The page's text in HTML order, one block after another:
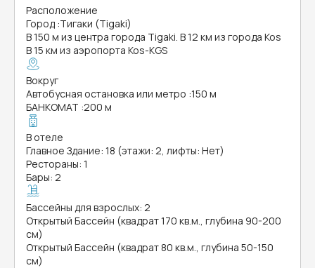
Расположение
Город :Тигаки (Tigaki)
В 150 м из центра города Tigaki. В 12 км из города Kos
В 15 км из аэропорта Kos-KGS
Вокруг
Автобусная остановка или метро :150 м
БАНКОМАТ :200 м
В отеле
Главное Здание: 18 (этажи: 2, лифты: Нет)
Рестораны: 1
Бары: 2
Бассейны для взрослых: 2
Открытый Бассейн (квадрат 170 кв.м., глубина 90-200
см)
Открытый Бассейн (квадрат 80 кв.м., глубина 50-150
см)